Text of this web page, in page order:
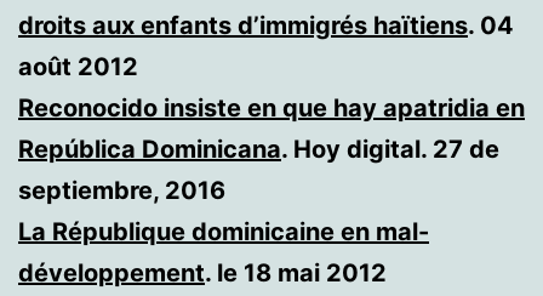
droits aux enfants d’immigrés haïtiens. 04
août 2012
Reconocido insiste en que hay apatridia en
República Dominicana. Hoy digital. 27 de
septiembre, 2016
La République dominicaine en mal-
développement. le 18 mai 2012